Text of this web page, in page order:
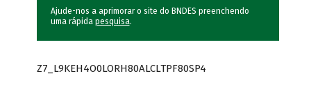
Ajude-nos a aprimorar o site do BNDES preenchendo
uma rápida pesquisa.
Z7_L9KEH4O0LORH80ALCLTPF80SP4